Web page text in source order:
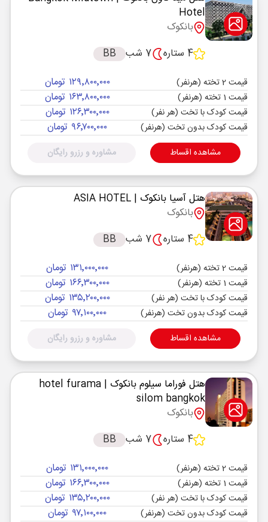
Hotel
بانکوک
4 ستاره
7 شب BB
قیمت 2 تخته (هرنفر) ۱۲۹٬۸۰۰٬۰۰۰ تومان
قیمت 1 تخته (هرنفر) ۱۶۳٬۸۰۰٬۰۰۰ تومان
قیمت کودک با تخت (هر نفر) ۱۲۶٬۳۰۰٬۰۰۰ تومان
قیمت کودک بدون تخت (هرنفر) ۹۶٬۷۰۰٬۰۰۰ تومان
مشاهده اقساط مشاوره و رزرو رایگان
هتل آسیا بانکوک | ASIA HOTEL
بانکوک
4 ستاره
7 شب BB
قیمت 2 تخته (هرنفر) ۱۳۱٬۰۰۰٬۰۰۰ تومان
قیمت 1 تخته (هرنفر) ۱۶۶٬۳۰۰٬۰۰۰ تومان
قیمت کودک با تخت (هر نفر) ۱۳۵٬۲۰۰٬۰۰۰ تومان
قیمت کودک بدون تخت (هرنفر) ۹۷٬۱۰۰٬۰۰۰ تومان
مشاهده اقساط مشاوره و رزرو رایگان
هتل فوراما سیلوم بانکوک
| hotel furama
silom bangkok
بانکوک
4 ستاره
7 شب BB
قیمت 2 تخته (هرنفر) ۱۳۱٬۰۰۰٬۰۰۰ تومان
قیمت 1 تخته (هرنفر) ۱۶۶٬۳۰۰٬۰۰۰ تومان
قیمت کودک با تخت (هر نفر) ۱۳۵٬۲۰۰٬۰۰۰ تومان
قیمت کودک بدون تخت (هرنفر) ۹۷٬۱۰۰٬۰۰۰ تومان